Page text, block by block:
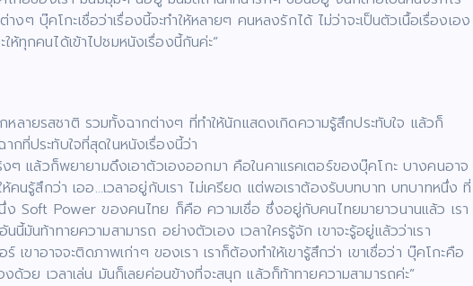
บุ๊คโกะเชื่อว่าเรื่องนี้จะทําให้หลายๆ คนหลงรักได้ ไม่ว่าจะเป็นตัวเนื้อเรื่องเอง
ทุกคนได้เข้าไปชมหนังเรื่องนี้กันค่ะ”
ายรสชาติ รวมทั้งฉากต่างๆ ที่ทำให้นักแสดงเกิดความรู้สึกประทับใจ แล้วก็
ที่ประทับใจที่สุดในหนังเรื่องนี้ว่า
ริงๆ แล้วก็พยายามดึงเอาตัวเองออกมา คือในคาแรคเตอร์ของบุ๊คโกะ บางคนอาจ
ห้คนรู้สึกว่า เออ…เวลาอยู่กับเรา ไม่เครียด แต่พอเราต้องรับบทบาท บทบาทหนึ่ง ที่
ง Soft Power ของคนไทย ก็คือ ความเชื่อ ซึ่งอยู่กับคนไทยมายาวนานแล้ว เรา
มันท้าทายความสามารถ อย่างตัวเอง เวลาใครรู้จัก เขาจะรู้อยู่แล้วว่าเรา
เขาอาจจะติดภาพเก่าๆ ของเรา เราก็ต้องทําให้เขารู้สึกว่า เขาเชื่อว่า บุ๊คโกะคือ
ด้วย เวลาเล่น มันก็เลยค่อนข้างที่จะสนุก แล้วก็ท้าทายความสามารถค่ะ”